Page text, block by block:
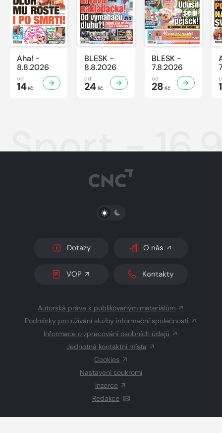
Aha! -
8.8.2026
od
14Kč
BLESK -
8.8.2026
od
24Kč
BLESK -
7.8.2026
od
28 Kč
Sport -
PŘEPNOUT SVĚTLÝ/TMAVÝ REŽIM
Dotazy O nás
VOP Kontakty
Autorská práva k publikovaným materiálům
Podmínky pro užívání služby informační společnosti
Informace o zpracování osobních údajů
Jednotná kontaktní místa
Cookies
Nastavení soukromí
Inzerce
Redakce